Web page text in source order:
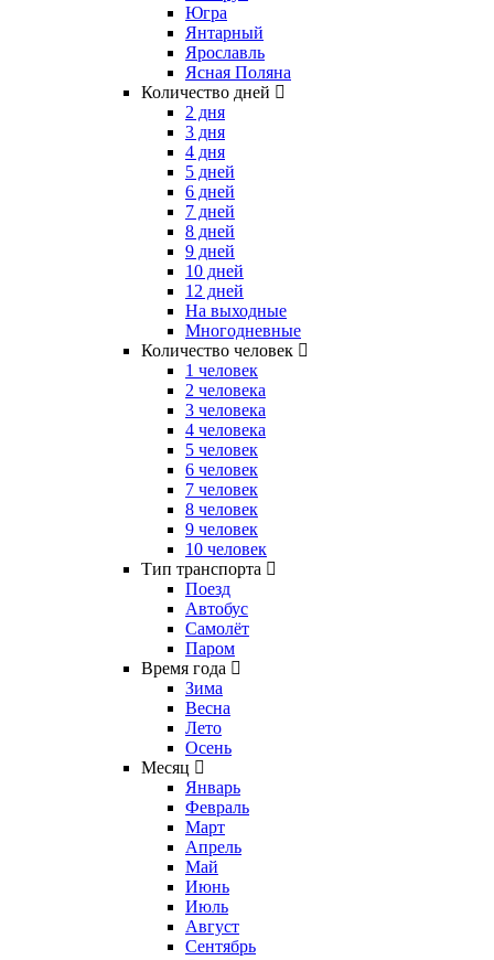
Югра
Янтарный
Ярославль
Ясная Поляна
Количество дней
2 дня
3 дня
4 дня
5 дней
6 дней
7 дней
8 дней
9 дней
10 дней
12 дней
На выходные
Многодневные
Количество человек
1 человек
2 человека
3 человека
4 человека
5 человек
6 человек
7 человек
8 человек
9 человек
10 человек
Тип транспорта
Поезд
Автобус
Самолёт
Паром
Время года
Зима
Весна
Лето
Осень
Месяц
Январь
Февраль
Март
Апрель
Май
Июнь
Июль
Август
Сентябрь